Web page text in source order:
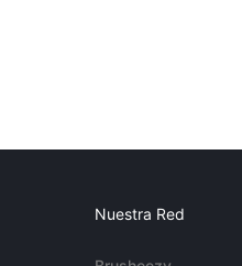
Nuestra Red